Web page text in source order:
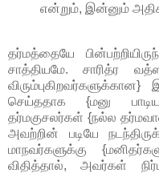
என்றும், இன்னும்
தர்மத்தையே
சாத்தியமே. சாரித்ர
செய்ததாக {மனு
தர்மகுசலர்கள் {நல்ல
அவற்றின் படியே
மாநவர்களுக்கு
விதித்தால், அவர்கள்